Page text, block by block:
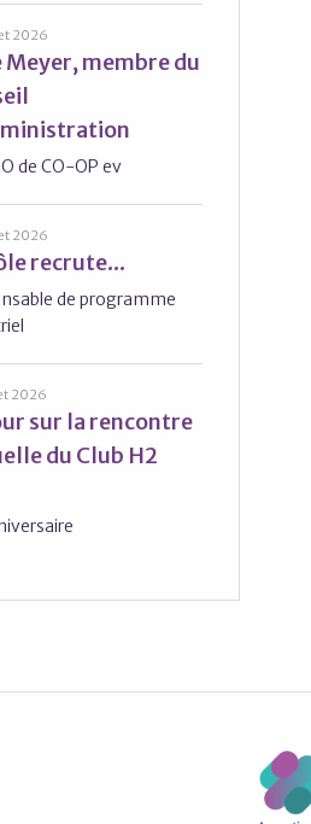
2026
Meyer, membre du
de CO-OP ev
2026
recrute...
de programme
2026
sur la rencontre
du Club H2